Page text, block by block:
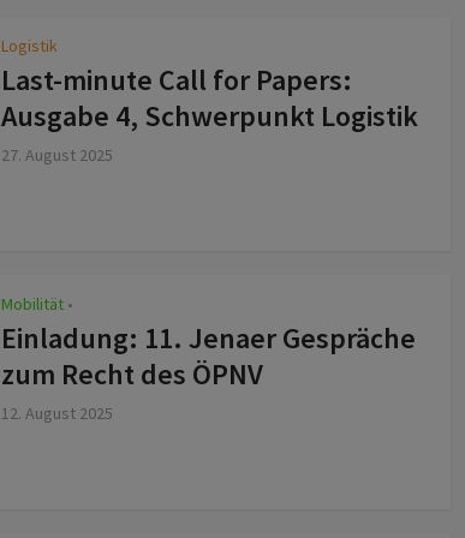
Logistik
Last-minute Call for Papers:
Ausgabe 4, Schwerpunkt Logistik
27. August 2025
Mobilität •
Einladung: 11. Jenaer Gespräche
zum Recht des ÖPNV
12. August 2025